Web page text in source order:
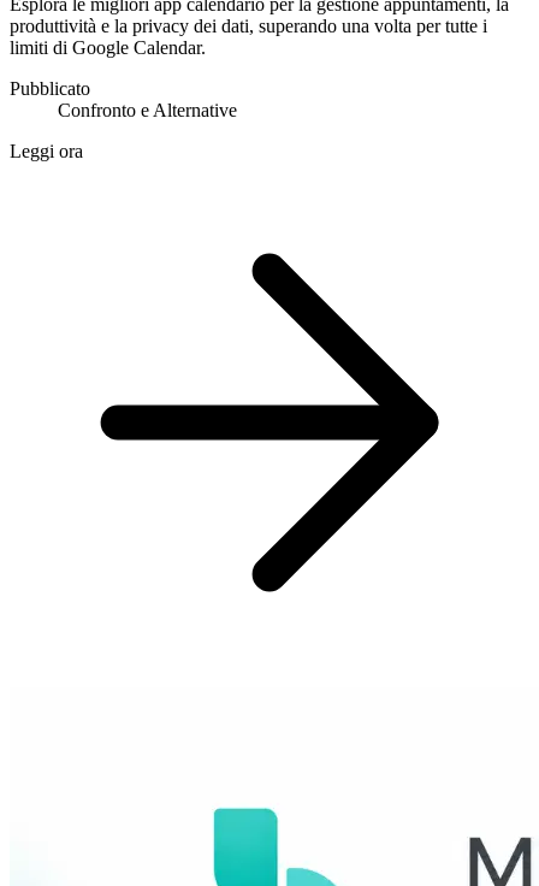
Esplora le migliori app calendario per la gestione appuntamenti, la
produttività e la privacy dei dati, superando una volta per tutte i
limiti di Google Calendar.
Pubblicato
Confronto e Alternative
Leggi ora